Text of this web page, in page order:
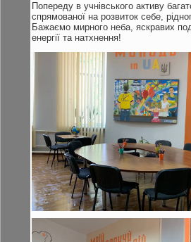
Попереду в учнівського активу
спрямованої на розвиток себе,
Бажаємо мирного неба, яскравих
енергії та натхнення!